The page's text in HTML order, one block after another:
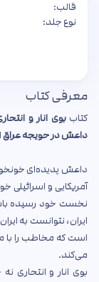
قالب:
نوع جلد:
معرفی کتاب
کتاببوی انار و
داعش در حویجه عراق
داعش پدیده‌ای
آمریکایی و اسرائیلی
نخست خود رسیده
ایران، نتوانست به
است که مخاطب را با
می‌کند.
بوی انار و